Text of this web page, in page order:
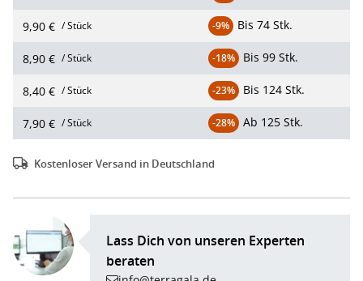
9,90 € / Stück -9% Bis 74 Stk.
8,90 € / Stück -18% Bis 99 Stk.
8,40 € / Stück -23% Bis 124 Stk.
7,90 € / Stück -28% Ab 125 Stk.
Kostenloser Versand in Deutschland
Lass Dich von unseren Experten
beraten